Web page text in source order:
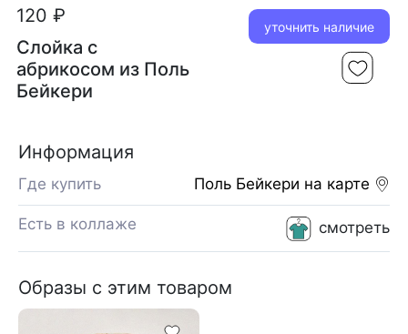
120 ₽
Слойка с
абрикосом из Поль
Бейкери
уточнить наличие
Информация
Поль Бейкери на карте
Где купить
смотреть
Есть в коллаже
Образы с этим товаром